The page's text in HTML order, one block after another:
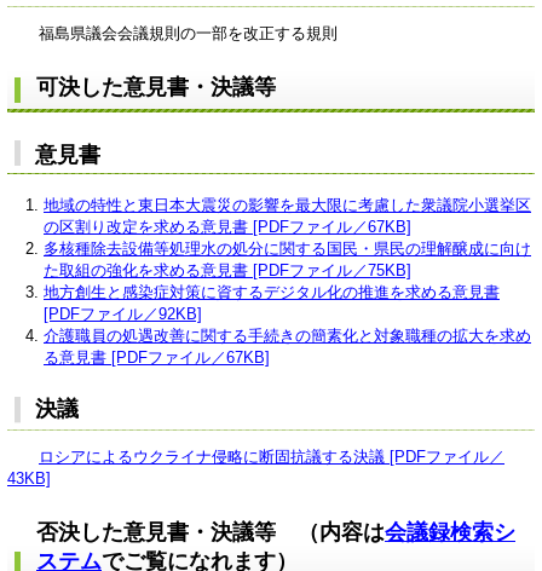
福島県議会会議規則の一部を改正する規則
可決した意見書・決議等
意見書
地域の特性と東日本大震災の影響を最大限に考慮した衆議院小選挙区
の区割り改定を求める意見書 [PDFファイル／67KB]
多核種除去設備等処理水の処分に関する国民・県民の理解醸成に向け
た取組の強化を求める意見書 [PDFファイル／75KB]
地方創生と感染症対策に資するデジタル化の推進を求める意見書
[PDFファイル／92KB]
介護職員の処遇改善に関する手続きの簡素化と対象職種の拡大を求め
る意見書 [PDFファイル／67KB]
決議
ロシアによるウクライナ侵略に断固抗議する決議 [PDFファイル／
43KB]
否決した意見書・決議等 （内容は会議録検索シ
ステムでご覧になれます）